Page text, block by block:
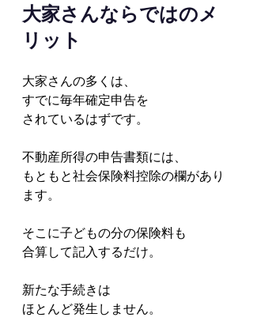
大家さんならではのメ
リット
大家さんの多くは、
すでに毎年確定申告を
されているはずです。
不動産所得の申告書類には、
もともと社会保険料控除の欄があり
ます。
そこに子どもの分の保険料も
合算して記入するだけ。
新たな手続きは
ほとんど発生しません。